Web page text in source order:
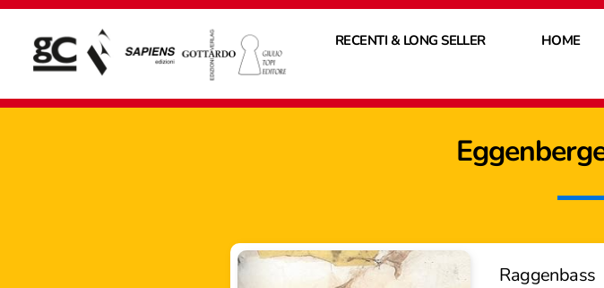
RECENTI & LONG SELLER HOME
Raggenbass